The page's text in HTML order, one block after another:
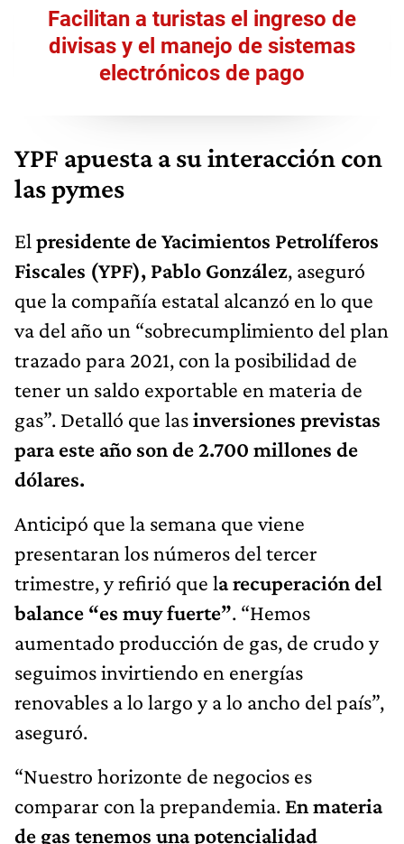
Facilitan a turistas el ingreso de
divisas y el manejo de sistemas
electrónicos de pago
YPF apuesta a su interacción con
las pymes
El presidente de Yacimientos Petrolíferos
Fiscales (YPF), Pablo González, aseguró
que la compañía estatal alcanzó en lo que
va del año un “sobrecumplimiento del plan
trazado para 2021, con la posibilidad de
tener un saldo exportable en materia de
gas”. Detalló que lasinversiones previstas
para este año son de 2.700 millones de
dólares.
Anticipó que la semana que viene
presentaran los números del tercer
trimestre, y refirió que la recuperación del
balance “es muy fuerte”. “Hemos
aumentado producción de gas, de crudo y
seguimos invirtiendo en energías
renovables a lo largo y a lo ancho del país”,
aseguró.
“Nuestro horizonte de negocios es
comparar con la prepandemia. En materia
de gas tenemos una potencialidad